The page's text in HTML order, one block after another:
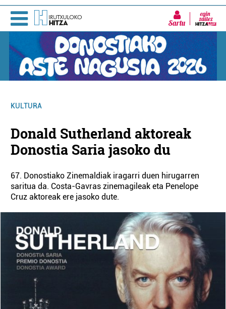
Sartu
KULTURA
Donald Sutherland aktoreak
Donostia Saria jasoko du
67. Donostiako Zinemaldiak iragarri duen hirugarren
saritua da. Costa-Gavras zinemagileak eta Penelope
Cruz aktoreak ere jasoko dute.